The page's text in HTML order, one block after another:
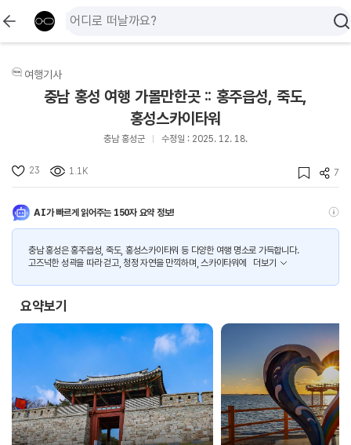
여행기사
충남 홍성 여행 가볼만한곳 :: 홍주읍성, 죽도,
홍성스카이타워
충남 홍성군 수정일 : 2025. 12. 18.
23 1.1K 7
AI가 빠르게 읽어주는 150자 요약 정보!
충남 홍성은 홍주읍성, 죽도, 홍성스카이타워 등 다양한 여행 명소로 가득합니다.
고즈넉한 성곽을 따라 걷고, 청정 자연을 만끽하며, 스카이타워에
더보기
요약보기